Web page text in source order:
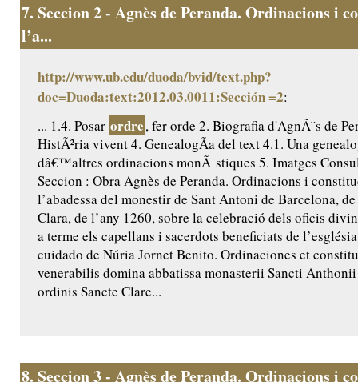
7. Seccion 2 - Agnès de Peranda. Ordinacions i
l’a...
http://www.ub.edu/duoda/bvid/text.php?
doc=Duoda:text:2012.03.0011:Sección =2:
... 1.4. Posar ordre, fer orde 2. Biografia d'AgnÃ¨s de
HistÃ²ria vivent 4. GenealogÃ­a del text 4.1. Una
dâ€™altres ordinacions monÃ stiques 5. Imatges
Seccion : Obra Agnès de Peranda. Ordinacions i
l’abadessa del monestir de Sant Antoni de Barcelona, de
Clara, de l’any 1260, sobre la celebració dels oficis
a terme els capellans i sacerdots beneficiats de
cuidado de Núria Jornet Benito. Ordinaciones et
venerabilis domina abbatissa monasterii Sancti
ordinis Sancte Clare...
8. Seccion 3 - Agnès de Peranda. Ordinacions i